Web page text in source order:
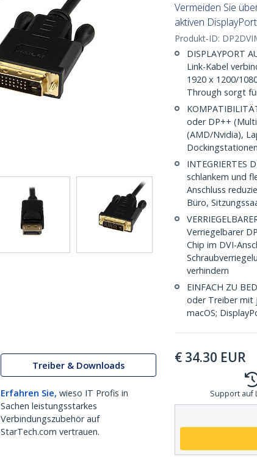
Treiber & Downloads
Erfahren Sie, wieso IT Profis in
Sachen leistungsstarkes
Verbindungszubehör auf
StarTech.com vertrauen.
Vermeiden Sie
aktiven
Produkt-ID:
DISPLAYPORT
Link-Kabel
1920 x 1200/
Through sorgt
oder DP++
(AMD/Nvidia),
Dockingstationen
INTEGRIERTES
schlankem und
Anschluss
Büro,
Verriegelbarer
Chip im DVI-
verhindern
EINFACH ZU
oder Treiber mit
macOS;
€ 34.30 EUR
Support auf